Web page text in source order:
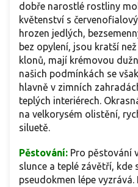
dobře narostlé rostliny
květenství s
hrozen jedlých,
bez opylení, jsou kratší
klonů, mají krémovou
našich podmínkách se
hlavně v zimních
teplých interiérech.
na velkorysém olistění,
siluetě.
Pěstování: Pro pěstování
slunce a teplé závětří, kde
pseudokmen lépe